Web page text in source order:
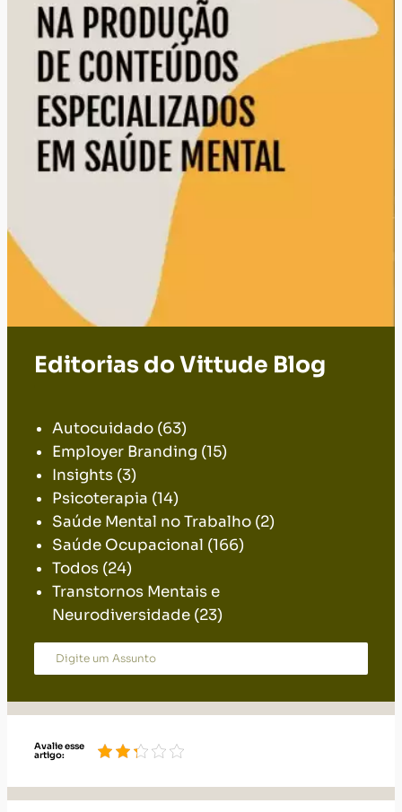
Editorias do Vittude Blog
Autocuidado (63)
Employer Branding (15)
Insights (3)
Psicoterapia (14)
Saúde Mental no Trabalho (2)
Saúde Ocupacional (166)
Todos (24)
Transtornos Mentais e
Neurodiversidade (23)
Avalie esse
artigo: